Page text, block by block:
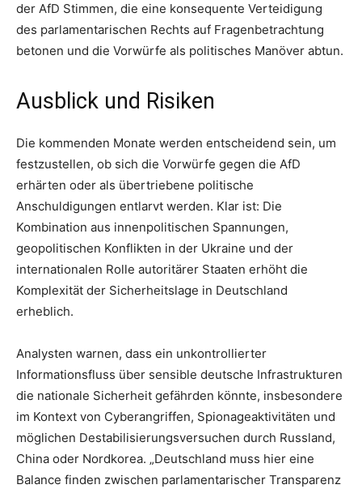
der AfD Stimmen, die eine konsequente Verteidigung
des parlamentarischen Rechts auf Fragenbetrachtung
betonen und die Vorwürfe als politisches Manöver abtun.
Ausblick und Risiken
Die kommenden Monate werden entscheidend sein, um
festzustellen, ob sich die Vorwürfe gegen die AfD
erhärten oder als übertriebene politische
Anschuldigungen entlarvt werden. Klar ist: Die
Kombination aus innenpolitischen Spannungen,
geopolitischen Konflikten in der Ukraine und der
internationalen Rolle autoritärer Staaten erhöht die
Komplexität der Sicherheitslage in Deutschland
erheblich.
Analysten warnen, dass ein unkontrollierter
Informationsfluss über sensible deutsche Infrastrukturen
die nationale Sicherheit gefährden könnte, insbesondere
im Kontext von Cyberangriffen, Spionageaktivitäten und
möglichen Destabilisierungsversuchen durch Russland,
China oder Nordkorea. „Deutschland muss hier eine
Balance finden zwischen parlamentarischer Transparenz